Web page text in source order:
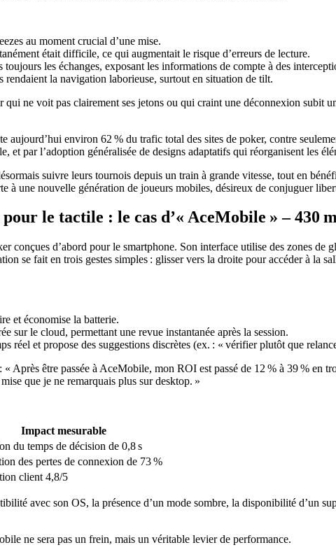
au moment crucial d’une mise.
était difficile, ce qui augmentait le risque d’erreurs de lecture.
les échanges, exposant les informations de compte à des
la navigation laborieuse, surtout en situation de tilt.
ne voit pas clairement ses jetons ou qui craint une déconnexion subit
aujourd’hui environ 62 % du trafic total des sites de poker, contre
par l’adoption généralisée de designs adaptatifs qui réorganisent les
suivre leurs tournois depuis un train à grande vitesse, tout en
à une nouvelle génération de joueurs mobiles, désireux de conjuguer
le tactile : le cas d’« AceMobile » – 430
conçues d’abord pour le smartphone. Son interface utilise des zones de
se fait en trois gestes simples : glisser vers la droite pour accéder à la
et économise la batterie.
sur le cloud, permettant une revue instantanée après la session.
réel et propose des suggestions discrètes (ex. : « vérifier plutôt que
Après être passée à AceMobile, mon ROI est passé de 12 % à 39 % en
que je ne remarquais plus sur desktop. »
Impact mesurable
du temps de décision de 0,8 s
des pertes de connexion de 73 %
client 4,8/5
avec son OS, la présence d’un mode sombre, la disponibilité d’un
ne sera pas un frein, mais un véritable levier de performance.